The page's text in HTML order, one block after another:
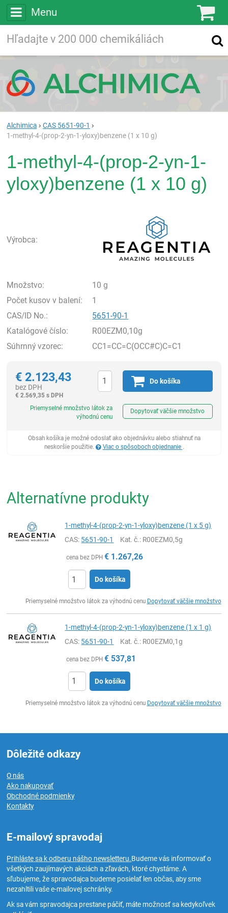
Menu
Vyhľadávanie
Alchimica
CAS 5651-90-1
1-methyl-4-(prop-2-yn-1-yloxy)benzene (1 x 10 g)
1-methyl-4-(prop-2-yn-1-
yloxy)benzene (1 x 10 g)
Výrobca:
Množstvo:
10 g
Počet kusov v balení:
1
CAS/ID No.:
5651-90-1
Katalógové číslo:
R00EZM0,10g
Súhrnný vzorec:
CC1=CC=C(OCC#C)C=C1
€ 2.123,43
bez DPH
€ 2.569,35 s DPH
Do košíka
Priemyselné množstvo látok za
výhodnú cenu
Dopytovať väčšie množstvo
Obsah košíka je možné odoslať ako objednávku alebo stiahnuť na
neskoršie použitie.
Viac o spôsoboch objednanie .
Alternatívne produkty
1-methyl-4-(prop-2-yn-1-yloxy)benzene (1 x 5 g)
CAS: 5651-90-1 Kat. č.: R00EZM0,5g
cena bez DPH € 1.267,26
Do košíka
Priemyselné množstvo látok za výhodnú cenu Dopytovať väčšie množstvo
1-methyl-4-(prop-2-yn-1-yloxy)benzene (1 x 1 g)
CAS: 5651-90-1 Kat. č.: R00EZM0,1g
cena bez DPH € 537,81
Do košíka
Priemyselné množstvo látok za výhodnú cenu Dopytovať väčšie množstvo
Dôležité odkazy
O nás
Ako nakupovať
Obchodné podmienky
Kontakty
E-mailový spravodaj
Prihláste sa k odberu nášho newsletteru.Budeme vás informovať o
všetkých zaujímavých akciách a zľavách, ktoré chystáme. A
sľubujeme, že spravodajca budeme posielať len občas, aby sme
nezahltili vaše e-mailovej schránky.
Ak sa vám spravodajca prestane páčiť, máte možnosť sa kedykoľvek